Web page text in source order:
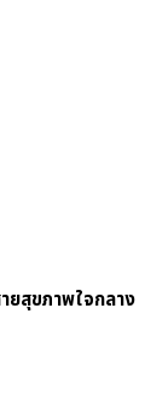
ยสุขภาพใจกลาง